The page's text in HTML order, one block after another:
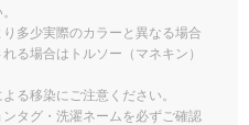
多少実際のカラーと異なる場合
る場合はトルソー（マネキン）
る移染にご注意ください。
タグ・洗濯ネームを必ずご確認